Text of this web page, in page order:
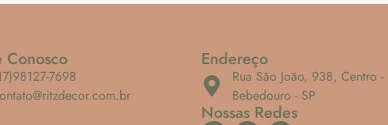
Conosco
7698
Endereço
Rua São João, 938, Centro -
Bebedouro - SP
Nossas Redes